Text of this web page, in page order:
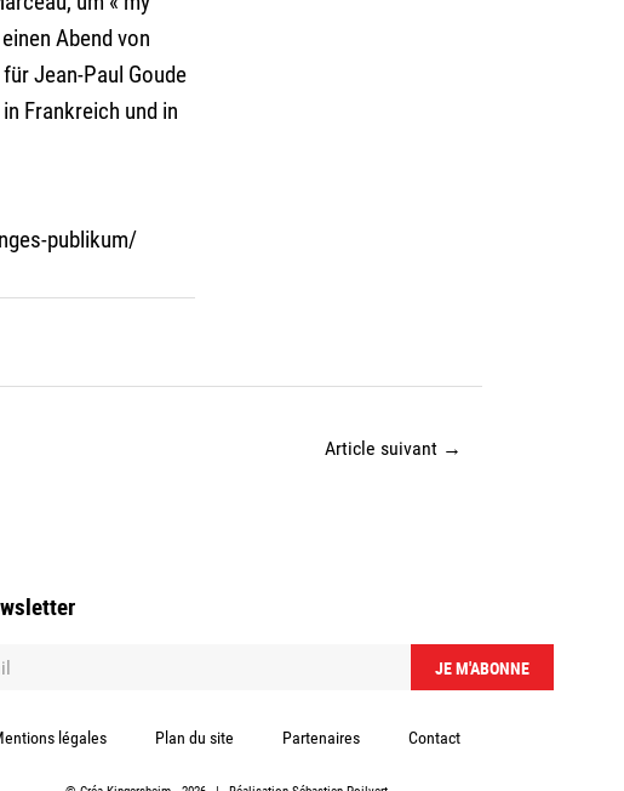
Abend von
Jean-Paul Goude
Frankreich und in
es-publikum/
Article suivant →
légales Plan du site Partenaires Contact